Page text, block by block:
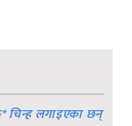
*चिन्ह लगाइएका छन्